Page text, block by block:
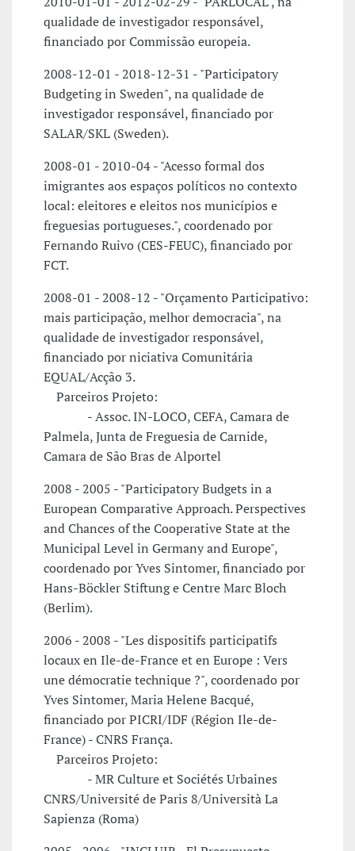
qualidade de investigador responsável,
financiado por Commissão europeia.
2008-12-01 - 2018-12-31 - "Participatory
Budgeting in Sweden", na qualidade de
investigador responsável, financiado por
SALAR/SKL (Sweden).
2008-01 - 2010-04 - "Acesso formal dos
imigrantes aos espaços políticos no contexto
local: eleitores e eleitos nos municípios e
freguesias portugueses.", coordenado por
Fernando Ruivo (CES-FEUC), financiado por
FCT.
2008-01 - 2008-12 - "Orçamento Participativo:
mais participação, melhor democracia", na
qualidade de investigador responsável,
financiado por niciativa Comunitária
EQUAL/Acção 3.
Parceiros Projeto:
- Assoc. IN-LOCO, CEFA, Camara de
Palmela, Junta de Freguesia de Carnide,
Camara de São Bras de Alportel
2008 - 2005 - "Participatory Budgets in a
European Comparative Approach. Perspectives
and Chances of the Cooperative State at the
Municipal Level in Germany and Europe",
coordenado por Yves Sintomer, financiado por
Hans-Böckler Stiftung e Centre Marc Bloch
(Berlim).
2006 - 2008 - "Les dispositifs participatifs
locaux en Ile-de-France et en Europe : Vers
une démocratie technique ?", coordenado por
Yves Sintomer, Maria Helene Bacqué,
financiado por PICRI/IDF (Région Ile-de-
France) - CNRS França.
Parceiros Projeto:
- MR Culture et Sociétés Urbaines
CNRS/Université de Paris 8/Università La
Sapienza (Roma)